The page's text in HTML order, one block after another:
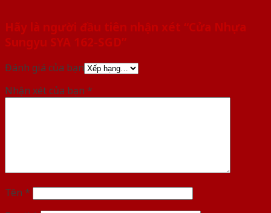
Hãy là người đầu tiên nhận xét “Cửa Nhựa
Sungyu SYA 162-SGD”
Đánh giá của bạn
Nhận xét của bạn *
Tên *